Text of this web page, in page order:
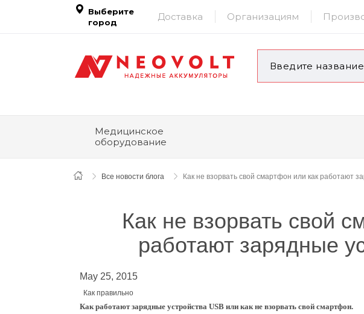
Выберите
город
Доставка Организациям
Медицинское
оборудование
Все новости блога Как не взорвать свой смартфон или как работают
Как не взорвать свой
работают зарядные
May 25, 2015
Как правильно
Как работают зарядные устройства USB или как не взорвать свой смартфон.